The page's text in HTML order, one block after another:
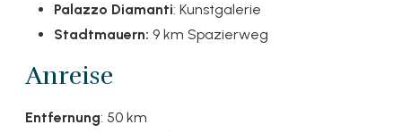
Palazzo Diamanti: Kunstgalerie
Stadtmauern: 9 km Spazierweg
Anreise
Entfernung: 50 km